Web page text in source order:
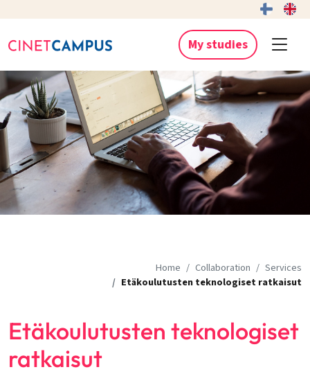
My studies
Home Collaboration
Services
Etäkoulutusten teknologiset ratkaisut
Etäkoulutusten teknologiset
ratkaisut